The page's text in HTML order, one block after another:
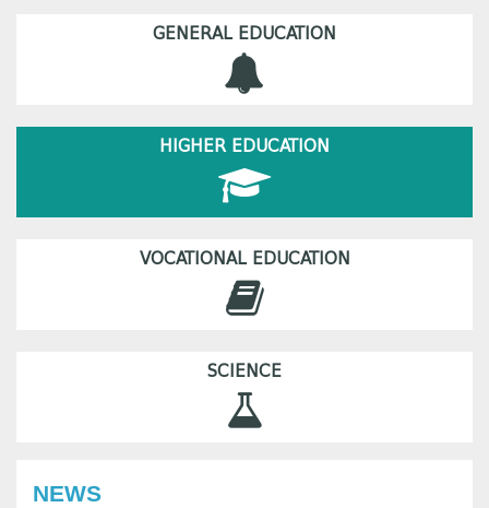
GENERAL EDUCATION
HIGHER EDUCATION
VOCATIONAL EDUCATION
SCIENCE
NEWS